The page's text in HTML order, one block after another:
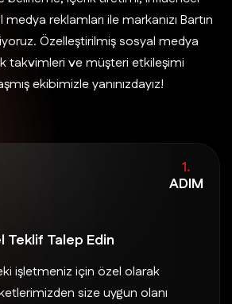
reklamları ile markanızı Bartın
Özelleştirilmiş sosyal medya
takvimleri ve müşteri etkileşimi
ekibimizle yanınızdayız!
1.
ADIM
Teklif Talep Edin
işletmeniz için özel olarak
size uygun olanı